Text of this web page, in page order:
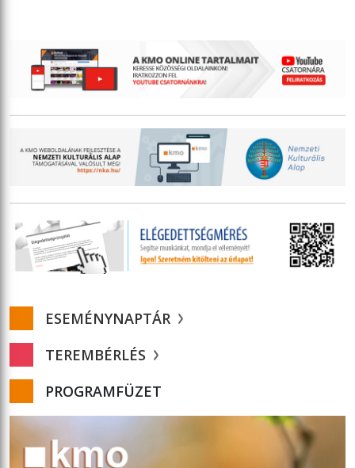
ESEMÉNYNAPTÁR
TEREMBÉRLÉS
PROGRAMFÜZET